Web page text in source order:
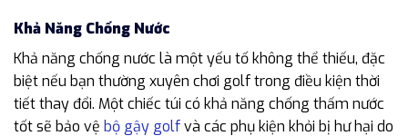
Khả Năng Chống Nước
Khả năng chống nước là một yếu tố không thể thiếu, đặc
biệt nếu bạn thường xuyên chơi golf trong điều kiện thời
tiết thay đổi. Một chiếc túi có khả năng chống thấm nước
tốt sẽ bảo vệ bộ gậy golfvà các phụ kiện khỏi bị hư hại do